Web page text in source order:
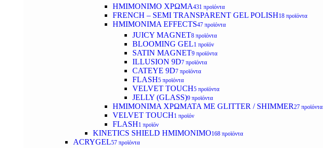
ΗΜΙΜΟΝΙΜΟ ΧΡΩΜΑ431 προϊόντα
FRENCH – SEMI TRANSPARENT GEL POLISH18 προϊόντα
HMIMONIMA EFFECTS47 προϊόντα
JUICY MAGNET8 προϊόντα
BLOOMING GEL1 προϊόν
SATIN MAGNET9 προϊόντα
ILLUSION 9D7 προϊόντα
CATEYE 9D7 προϊόντα
FLASH5 προϊόντα
VELVET TOUCH5 προϊόντα
JELLY (GLASS)9 προϊόντα
ΗΜΙΜΟΝΙΜA ΧΡΩΜΑΤΑ ΜΕ GLITTER / SHIMMER27 προϊόντα
VELVET TOUCH1 προϊόν
FLASH1 προϊόν
KINETICS SHIELD ΗΜΙΜΟΝΙΜΟ168 προϊόντα
ACRYGEL57 προϊόντα